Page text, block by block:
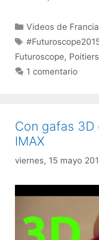
Categorías
Videos de Francia
Etiquetas
Futuroscope, Poitiers
1 comentario
Con gafas 3D
IMAX
viernes, 15 mayo